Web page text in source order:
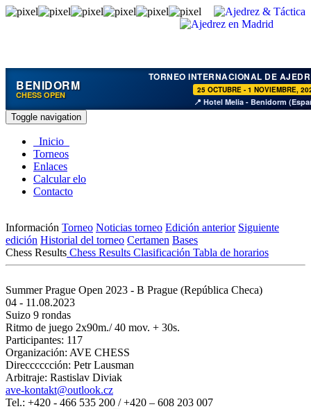
BENIDORM
CHESS OPEN
TORNEO INTERNACIONAL DE
25 OCTUBRE - 1 NOVIEMBRE,
📍 Hotel Melia - Benidorm
Toggle navigation
Inicio
Torneos
Enlaces
Calcular elo
Contacto
Información Torneo Noticias torneo Edición anterior Siguiente
edición Historial del torneo Certamen Bases
Chess Results Chess Results Clasificación Tabla de horarios
Summer Prague Open 2023 - B Prague (República Checa)
04 - 11.08.2023
Suizo 9 rondas
Ritmo de juego 2x90m./ 40 mov. + 30s.
Participantes: 117
Organización: AVE CHESS
Direcccccción: Petr Lausman
Arbitraje: Rastislav Diviak
ave-kontakt@outlook.cz
Tel.: +420 - 466 535 200 / +420 – 608 203 007